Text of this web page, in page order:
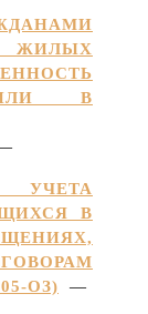
ИЛИ В
УЧЕТА
В
ОЗ) —